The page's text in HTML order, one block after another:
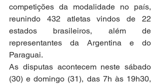
competições da modalidade no país,
reunindo 432 atletas vindos de 22
estados brasileiros, além de
representantes da Argentina e do
Paraguai.
As disputas acontecem neste sábado
(30) e domingo (31), das 7h às 19h30,